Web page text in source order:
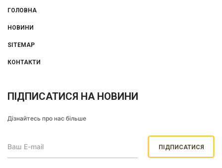
ГОЛОВНА
НОВИНИ
SITEMAP
КОНТАКТИ
ПІДПИСАТИСЯ НА НОВИНИ
Дізнайтесь про нас більше
ПІДПИСАТИСЯ